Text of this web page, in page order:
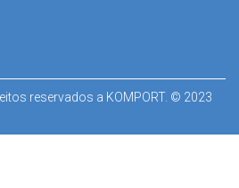
reservados a KOMPORT. © 2023